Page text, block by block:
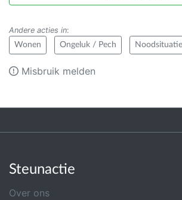
Andere acties in:
Wonen Ongeluk / Pech Noodsituatie
Misbruik melden
Steunactie
Over ons